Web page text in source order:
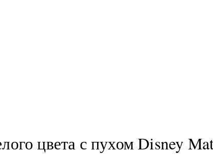
цвета с пухом Disney